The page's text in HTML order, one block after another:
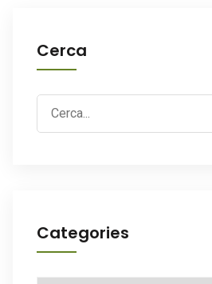
Cerca
Search
for:
Categories